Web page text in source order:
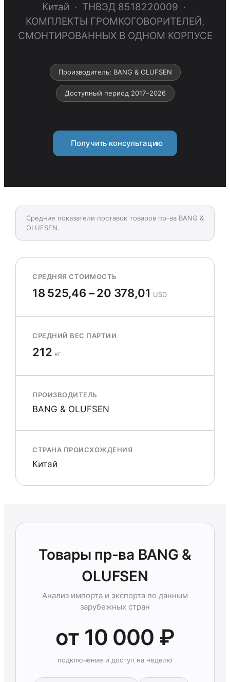
Китай · ТНВЭД 8518220009 ·
КОМПЛЕКТЫ ГРОМКОГОВОРИТЕЛЕЙ,
СМОНТИРОВАННЫХ В ОДНОМ КОРПУСЕ
Производитель: BANG & OLUFSEN
Доступный период 2017–2026
Получить консультацию
Средние показатели поставок товаров пр-ва BANG &
OLUFSEN.
СРЕДНЯЯ СТОИМОСТЬ
18 525,46 – 20 378,01 USD
СРЕДНИЙ ВЕС ПАРТИИ
212 кг
ПРОИЗВОДИТЕЛЬ
BANG & OLUFSEN
СТРАНА ПРОИСХОЖДЕНИЯ
Китай
Товары пр-ва BANG &
OLUFSEN
Анализ импорта и экспорта по данным
зарубежных стран
от 10 000 ₽
подключение и доступ на неделю